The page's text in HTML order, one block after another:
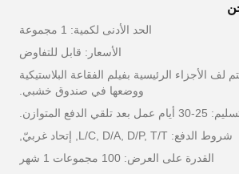
الحد الأدنى لكمية: 1 مجموعة
الأسعار: قابل للتفاوض
لف الأجزاء الرئيسية بفيلم الفقاعة البلاستيكية
ووضعها في صندوق خشبي.
تلقي الدفع المتوازن.
شروط الدفع: L/C, D/A, D/P, T/T, إتحاد غربيّ,
القدرة على العرض: 100 مجموعات 1 شهر